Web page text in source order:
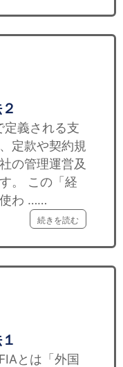
義される支
定款や契約規
の管理運営及
。 この「経
わ ……
続きを読む
とは「外国